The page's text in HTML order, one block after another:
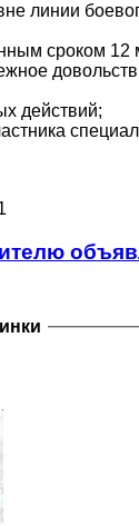
линии
сроком 12
действий;